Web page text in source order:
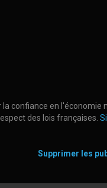
confiance en
des lois françaises.
Supprimer les